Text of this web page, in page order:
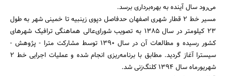
می‌رود سال آینده به بهره‌برداری برسد.
مسیر خط ۲ قطار شهری اصفهان حدفاصل دپوی زینبیه تا خمینی شهر به طول
۲۳ کیلومتر در سال ۱۳۸۵ به تصویب شورای‌عالی هماهنگی ترافیک شهرهای
کشور رسیده و مطالعات آن در سال ۱۳۹۰ توسط مشارکت مترا - پژوهش -
سیسترا آغاز گردید. مطابق با برنامه‌ریزی انجام شده و عملیات اجرایی خط ۲
شهریورماه سال ۱۳۹۴ کلنگ‌زنی شد.